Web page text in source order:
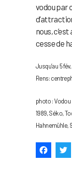
vodou par
nous,
cesse de
Jusqu’au 5
Rens:
photo : Vodou
1989, Séko,
Hahnemühle,